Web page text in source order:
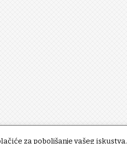
za poboljšanje vašeg iskustva.